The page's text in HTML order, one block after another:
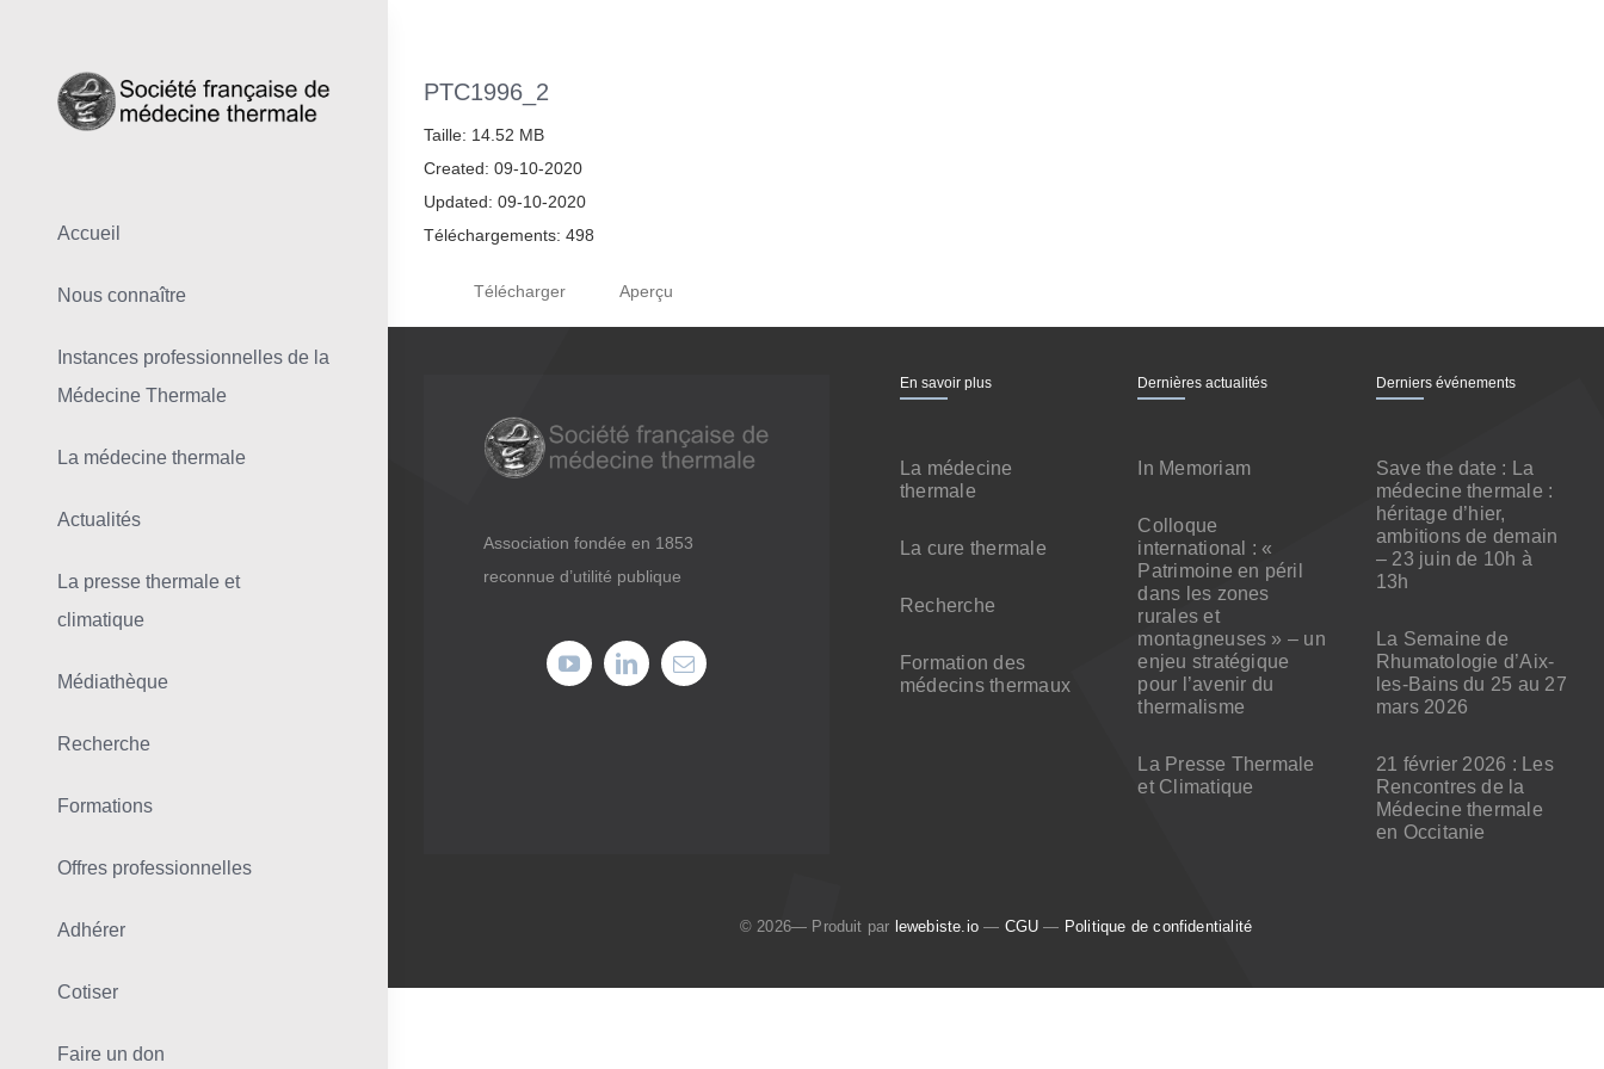
Accueil
Nous connaître
Instances professionnelles de la
Médecine Thermale
La médecine thermale
Actualités
La presse thermale et
climatique
Médiathèque
Recherche
Formations
Offres professionnelles
Adhérer
Cotiser
Faire un don
PTC1996_2
Taille: 14.52 MB
Created: 09-10-2020
Updated: 09-10-2020
Téléchargements: 498
Télécharger Aperçu
Association fondée en 1853
reconnue d’utilité publique
En savoir plus
La médecine
thermale
La cure thermale
Recherche
Formation des
médecins thermaux
Dernières actualités
In Memoriam
Colloque
international : «
Patrimoine en péril
dans les zones
rurales et
montagneuses » – un
enjeu stratégique
pour l’avenir du
thermalisme
La Presse Thermale
et Climatique
Derniers événements
Save the date : La
médecine thermale :
héritage d’hier,
ambitions de demain
– 23 juin de 10h à
13h
La Semaine de
Rhumatologie d’Aix-
les-Bains du 25 au 27
mars 2026
21 février 2026 : Les
Rencontres de la
Médecine thermale
en Occitanie
© 2026— Produit par lewebiste.io — CGU — Politique de confidentialité